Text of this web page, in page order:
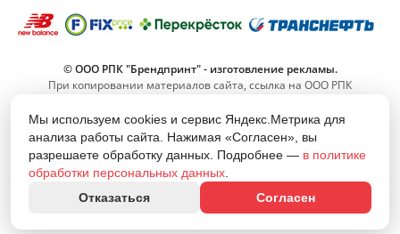
© ООО РПК "Брендпринт" - изготовление рекламы.
При копировании материалов сайта, ссылка на ООО РПК
8 (800) 555-11-42
(Звонок по РФ бесплатный)
info@brand-print.ru
Мы используем cookies и сервис Яндекс.Метрика для
анализа работы сайта. Нажимая «Согласен», вы
разрешаете обработку данных. Подробнее — в политике
обработки персональных данных
Отказаться
Согласен